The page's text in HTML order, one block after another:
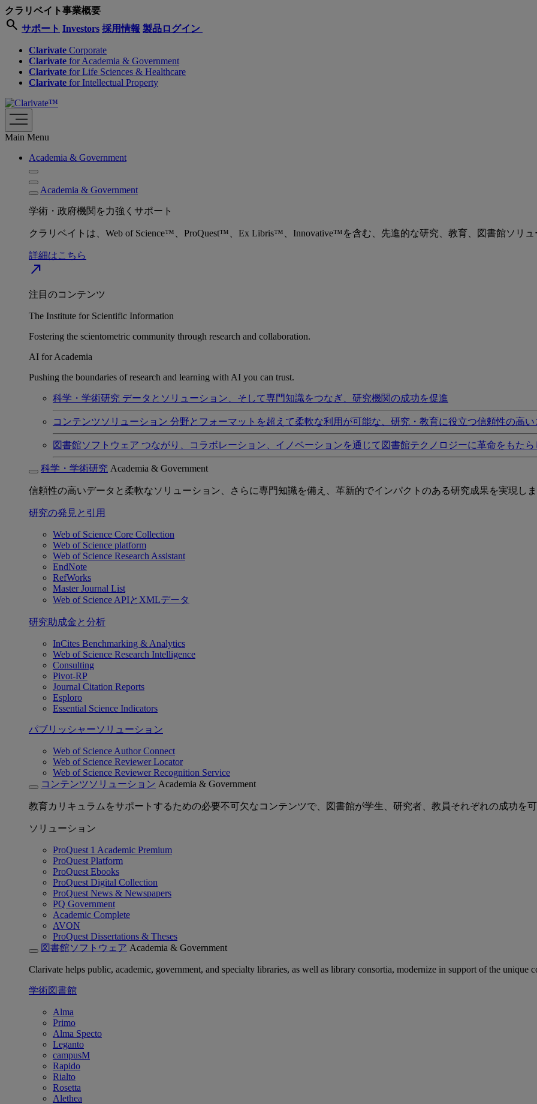
クラリベイト事業概要
search サポート Investors 採用情報 製品ログイン
Clarivate Corporate
Clarivate for Academia & Government
Clarivate for Life Sciences & Healthcare
Clarivate for Intellectual Property
Main Menu
Academia & Government
Academia & Government
学術・政府機関を力強くサポート
クラリベイトは、Web of Science™、ProQuest™、Ex Libris™、Innovative™を含む、先進的な研究、教育、図書館ソリュ
詳細はこちら
north_east
注目のコンテンツ
The Institute for Scientific Information
Fostering the scientometric community through research and collaboration.
AI for Academia
Pushing the boundaries of research and learning with AI you can trust.
科学・学術研究 データとソリューション、そして専門知識をつなぎ、研究機関の成功を促進
コンテンツソリューション 分野とフォーマットを超えて柔軟な利用が可能な、研究・教育に役立つ信頼性の高い
図書館ソフトウェア つながり、コラボレーション、イノベーションを通じて図書館テクノロジーに革命をもたら
科学・学術研究 Academia & Government
信頼性の高いデータと柔軟なソリューション、さらに専門知識を備え、革新的でインパクトのある研究成果を実現しま
研究の発見と引用
Web of Science Core Collection
Web of Science platform
Web of Science Research Assistant
EndNote
RefWorks
Master Journal List
Web of Science APIとXMLデータ
研究助成金と分析
InCites Benchmarking & Analytics
Web of Science Research Intelligence
Consulting
Pivot-RP
Journal Citation Reports
Esploro
Essential Science Indicators
パブリッシャーソリューション
Web of Science Author Connect
Web of Science Reviewer Locator
Web of Science Reviewer Recognition Service
コンテンツソリューション Academia & Government
教育カリキュラムをサポートするための必要不可欠なコンテンツで、図書館が学生、研究者、教員それぞれの成功を
ソリューション
ProQuest 1 Academic Premium
ProQuest Platform
ProQuest Ebooks
ProQuest Digital Collection
ProQuest News & Newspapers
PQ Government
Academic Complete
AVON
ProQuest Dissertations & Theses
図書館ソフトウェア Academia & Government
Clarivate helps public, academic, government, and specialty libraries, as well as library consortia, modernize in support of the unique
学術図書館
Alma
Primo
Alma Specto
Leganto
campusM
Rapido
Rialto
Rosetta
Alethea